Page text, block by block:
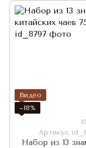
Видео
−18%
15
Артикул:
Набор из 13